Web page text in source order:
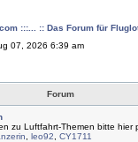
:::... :: Das Forum für
07, 2026 6:39 am
Forum
zu Luftfahrt-Themen bitte hier
leo92 CY1711